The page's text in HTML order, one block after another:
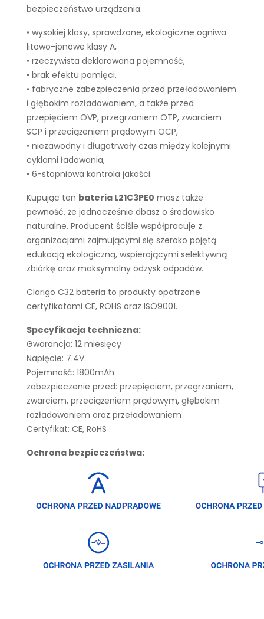
bezpieczeństwo urządzenia.
• wysokiej klasy, sprawdzone, ekologiczne ogniwa
litowo-jonowe klasy A,
• rzeczywista deklarowana pojemność,
• brak efektu pamięci,
• fabryczne zabezpieczenia przed przeładowaniem
i głębokim rozładowaniem, a także przed
przepięciem OVP, przegrzaniem OTP, zwarciem
SCP i przeciążeniem prądowym OCP,
• niezawodny i długotrwały czas między kolejnymi
cyklami ładowania,
• 6-stopniowa kontrola jakości.
Kupując ten bateria L21C3PE0 masz także
pewność, że jednocześnie dbasz o środowisko
naturalne. Producent ściśle współpracuje z
organizacjami zajmującymi się szeroko pojętą
edukacją ekologiczną, wspierającymi selektywną
zbiórkę oraz maksymalny odzysk odpadów.
Clarigo C32 bateria to produkty opatrzone
certyfikatami CE, ROHS oraz ISO9001.
Specyfikacja techniczna:
Gwarancja: 12 miesięcy
Napięcie: 7.4V
Pojemność: 1800mAh
zabezpieczenie przed: przepięciem, przegrzaniem,
zwarciem, przeciążeniem prądowym, głębokim
rozładowaniem oraz przeładowaniem
Certyfikat: CE, RoHS
Ochrona bezpieczeństwa: